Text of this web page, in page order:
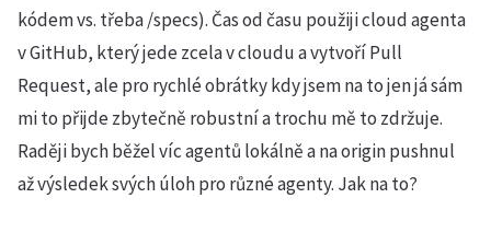
kódem vs. třeba /specs). Čas od času použiji cloud agenta
v GitHub, který jede zcela v cloudu a vytvoří Pull
Request, ale pro rychlé obrátky kdy jsem na to jen já sám
mi to přijde zbytečně robustní a trochu mě to zdržuje.
Raději bych běžel víc agentů lokálně a na origin pushnul
až výsledek svých úloh pro různé agenty. Jak na to?